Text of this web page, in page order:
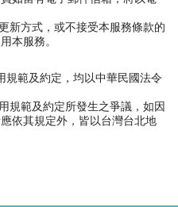
新方式，或不接受本服務條款的
本服務。
規範及約定，均以中華民國法令
規範及約定所發生之爭議，如因
依其規定外，皆以台灣台北地